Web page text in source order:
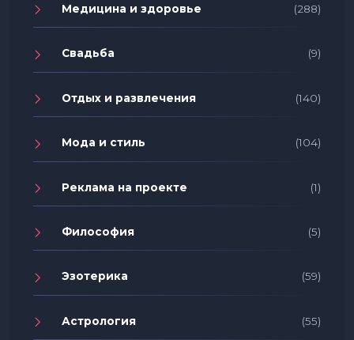
Медицина и здоровье (288)
Свадьба (9)
Отдых и развлечения (140)
Мода и стиль (104)
Реклама на проекте (1)
Философия (5)
Эзотерика (59)
Астрология (55)